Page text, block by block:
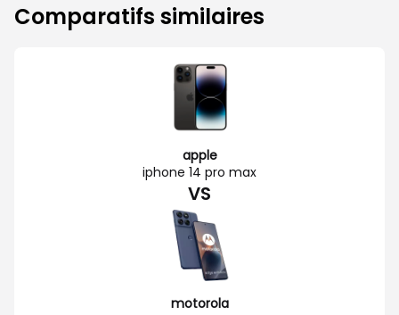
Comparatifs similaires
apple
iphone 14 pro max
VS
motorola